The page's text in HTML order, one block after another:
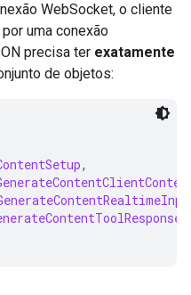
WebSocket, o cliente
uma conexão
precisa ter exatamente
de objetos:
,